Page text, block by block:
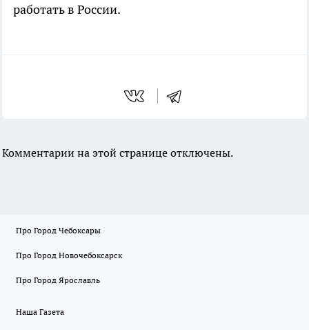
работать в России.
Комментарии на этой странице отключены.
Про Город Чебоксары
Про Город Новочебоксарск
Про Город Ярославль
Наша Газета